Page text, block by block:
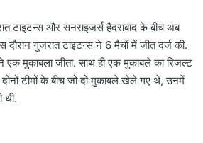
टाइटन्स और सनराइजर्स हैदराबाद के बीच अब
गुजरात टाइटन्स ने 6 मैचों में जीत दर्ज की.
एक मुकाबला जीता. साथ ही एक मुकाबले का रिजल्ट
टीमों के बीच जो दो मुकाबले खेले गए थे, उनमें
थी.